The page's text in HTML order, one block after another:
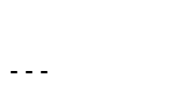
---